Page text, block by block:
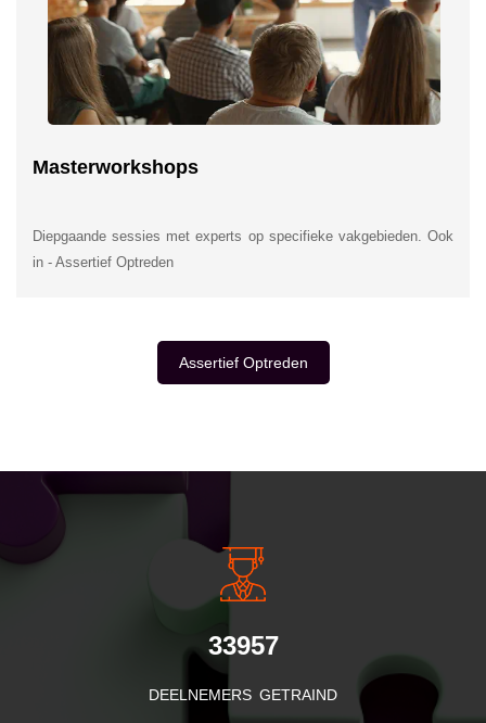
Masterworkshops
Diepgaande sessies met experts op specifieke vakgebieden. Ook
in - Assertief Optreden
Assertief Optreden
INSIDE INFORMATIE
33957
DEELNEMERS GETRAIND